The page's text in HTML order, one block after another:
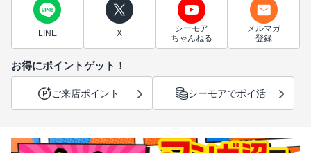
LINE X
シーモア
ちゃんねる
メルマガ
登録
お得にポイントゲット！
ご来店ポイント シーモアでポイ活